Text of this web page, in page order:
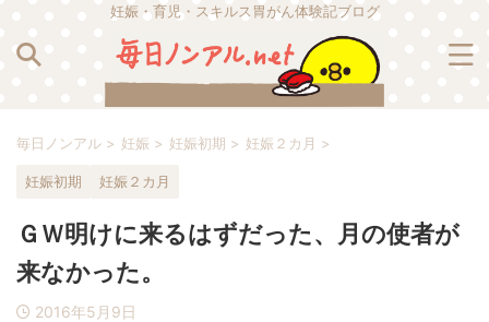
妊娠・育児・スキルス胃がん体験記ブログ
毎日ノンアル > 妊娠 > 妊娠初期 > 妊娠２カ月 >
妊娠初期 妊娠２カ月
ＧＷ明けに来るはずだった、月の使者が
来なかった。
2016年5月9日